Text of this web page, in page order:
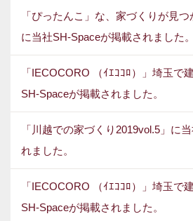
「ぴったんこ」な、家づくりが見
に当社SH-Spaceが掲載されました。
「IECOCORO （ｲｴｺｺﾛ）」埼玉で
SH-Spaceが掲載されました。
「川越での家づくり2019vol.5」に
れました。
「IECOCORO （ｲｴｺｺﾛ）」埼玉で
SH-Spaceが掲載されました。